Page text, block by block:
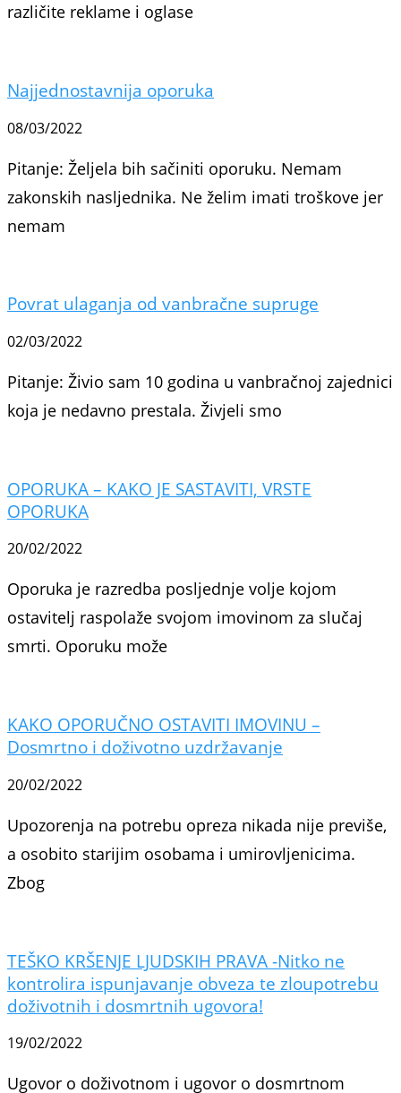
različite reklame i oglase
Najjednostavnija oporuka
08/03/2022
Pitanje: Željela bih sačiniti oporuku. Nemam
zakonskih nasljednika. Ne želim imati troškove jer
nemam
Povrat ulaganja od vanbračne supruge
02/03/2022
Pitanje: Živio sam 10 godina u vanbračnoj zajednici
koja je nedavno prestala. Živjeli smo
OPORUKA – KAKO JE SASTAVITI, VRSTE
OPORUKA
20/02/2022
Oporuka je razredba posljednje volje kojom
ostavitelj raspolaže svojom imovinom za slučaj
smrti. Oporuku može
KAKO OPORUČNO OSTAVITI IMOVINU –
Dosmrtno i doživotno uzdržavanje
20/02/2022
Upozorenja na potrebu opreza nikada nije previše,
a osobito starijim osobama i umirovljenicima.
Zbog
TEŠKO KRŠENJE LJUDSKIH PRAVA -Nitko ne
kontrolira ispunjavanje obveza te zloupotrebu
doživotnih i dosmrtnih ugovora!
19/02/2022
Ugovor o doživotnom i ugovor o dosmrtnom